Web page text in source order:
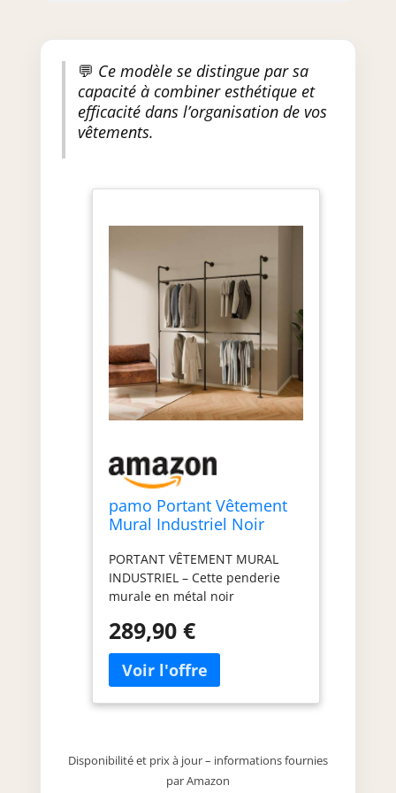
💬 Ce modèle se distingue par sa
capacité à combiner esthétique et
efficacité dans l’organisation de vos
vêtements.
pamo Portant Vêtement
Mural Industriel Noir
360 kg
PORTANT VÊTEMENT MURAL
INDUSTRIEL – Cette penderie
murale en métal noir
entrée ou dressing en un
dressing ouvert au style loft
moderne. PORTANT VÊTEMENT
ULTRA ROBUSTE – Grâce à sa
structure en acier et sa fixation
supporter jusqu'à 360 kg de
vêtements. ORGANISEZ VOTRE
289,90 €
Disponibilité et prix à jour – informations fournies
par Amazon